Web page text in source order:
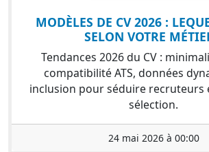
MODÈLES DE CV 2026 :
SELON VOTRE
Tendances 2026 du CV :
compatibilité ATS, données
inclusion pour séduire recruteurs
sélection.
24 mai 2026 à 00:00